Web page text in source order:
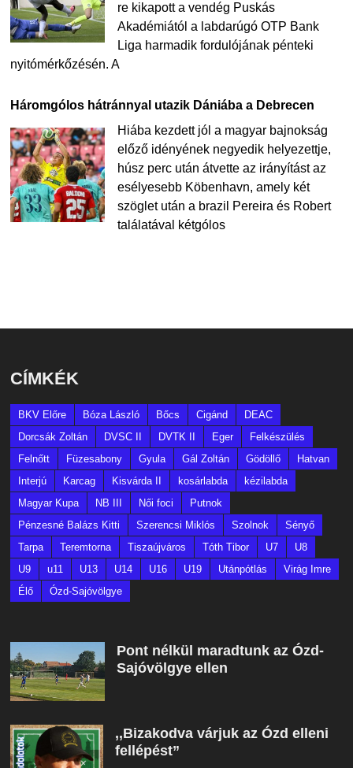
re kikapott a vendég Puskás
Akadémiától a labdarúgó OTP Bank
Liga harmadik fordulójának pénteki
nyitómérkőzésén. A
Háromgólos hátránnyal utazik Dániába a Debrecen
Hiába kezdett jól a magyar bajnokság
előző idényének negyedik helyezettje,
húsz perc után átvette az irányítást az
esélyesebb Köbenhavn, amely két
szöglet után a brazil Pereira és Robert
találatával kétgólos
CÍMKÉK
BKV Előre Bóza László Bőcs Cigánd
DEAC
Dorcsák Zoltán
DVSC II DVTK II Eger
Felkészülés
Felnőtt
Füzesabony Gyula Gál Zoltán Gödöllő
Hatvan
Interjú
Karcag Kisvárda II kosárlabda
kézilabda
Magyar Kupa
NB III Női foci
Putnok
Pénzesné Balázs Kitti
Szerencsi Miklós Szolnok
Sényő
Tarpa
Teremtorna Tiszaújváros Tóth Tibor U7
U8
U9
u11 U13 U14 U16 U19 Utánpótlás
Virág Imre
Élő
Ózd-Sajóvölgye
Pont nélkül maradtunk az Ózd-
Sajóvölgye ellen
,,Bizakodva várjuk az Ózd elleni
fellépést”